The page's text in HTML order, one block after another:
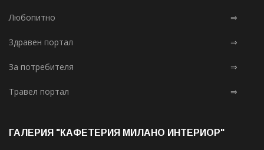
Любопитно ⇒
Здравен портал ⇒
За потребителя ⇒
Травел портал ⇒
ГАЛЕРИЯ "КАФЕТЕРИЯ МИЛАНО ИНТЕРИОР"